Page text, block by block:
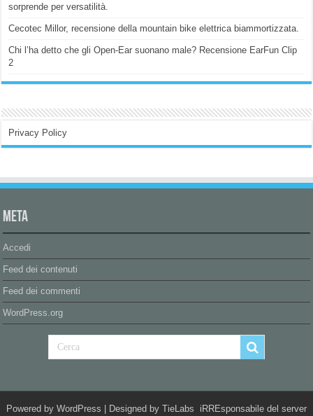
sorprende per versatilità.
Cecotec Millor, recensione della mountain bike elettrica biammortizzata.
Chi l’ha detto che gli Open-Ear suonano male? Recensione EarFun Clip
2
Privacy Policy
Meta
Accedi
Feed dei contenuti
Feed dei commenti
WordPress.org
Powered by WordPress | Designed by TieLabs iRREsponsabile del server